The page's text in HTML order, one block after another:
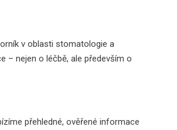
v oblasti stomatologie a
– nejen o léčbě, ale především o
přehledné, ověřené informace